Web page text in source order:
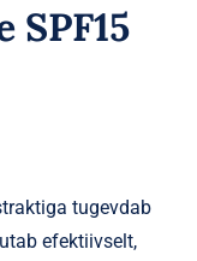
tugevdab
efektiivselt,